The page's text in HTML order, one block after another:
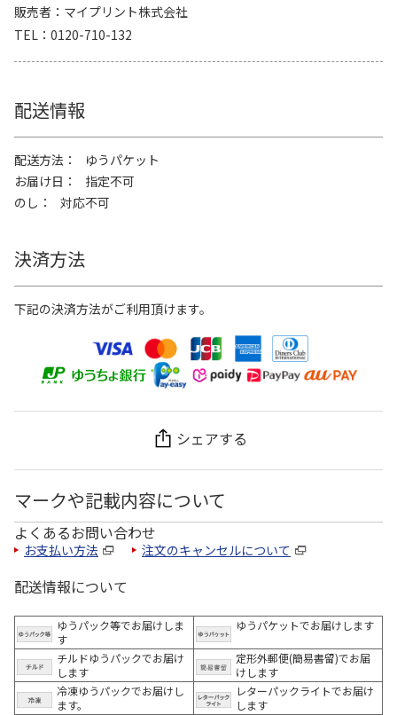
販売者
マイプリント株式会社
TEL
0120-710-132
配送情報
配送方法
ゆうパケット
お届け日
指定不可
のし
対応不可
決済方法
下記の決済方法がご利用頂けます。
シェアする
マークや記載内容について
よくあるお問い合わせ
お支払い方法 注文のキャンセルについて
配送情報について
ゆうパック等でお届けしま
す
ゆうパケットでお届けします
チルドゆうパックでお届け
します
定形外郵便(簡易書留)でお届
けします
冷凍ゆうパックでお届けし
ます。
レターパックライトでお届け
します